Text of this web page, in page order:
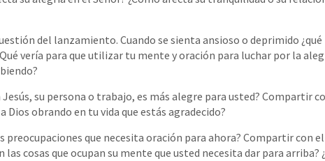
del lanzamiento. Cuando se sienta ansioso o deprimido ¿qué
vería para que utilizar tu mente y oración para luchar por la
Jesús, su persona o trabajo, es más alegre para usted? Compartir
Dios obrando en tu vida que estás agradecido?
preocupaciones que necesita oración para ahora? Compartir con
las cosas que ocupan su mente que usted necesita dar para arriba?